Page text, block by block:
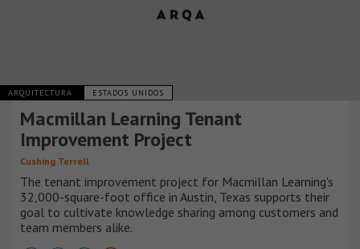
ARQUITECTURA ESTADOS UNIDOS
Macmillan Learning Tenant
Improvement Project
Cushing Terrell
The tenant improvement project for Macmillan Learning's
32,000-square-foot office in Austin, Texas supports their
goal to cultivate knowledge sharing among customers and
team members alike.